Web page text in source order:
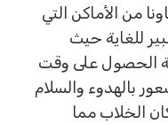
من الأماكن التي
للغاية حيث
الحصول على وقت
بالهدوء والسلام
الخلاب مما